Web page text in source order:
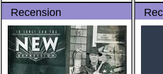
EMMYLOU: sugarcane
jane : sugarcane jane
(admiral bean) ÅRETS FAB
FOUR: the beatles : mono
& stereo box (apple)
ÅRETS LIVE-DOKUMENT:
Sky Trails 5. Randy
Newman - Dark Matter 6.
Buffy Ford Stewart - Once
upon a time 7. Alison
Krauss - Windy City 8.
Chris Hillman - Bidin´ My
Recension